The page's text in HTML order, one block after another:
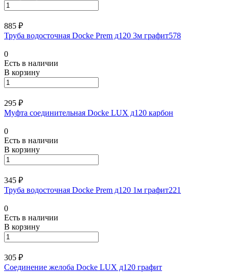
885 ₽
Труба водосточная Docke Prem д120 3м графит578
0
Есть в наличии
В корзину
295 ₽
Муфта соединительная Docke LUX д120 карбон
0
Есть в наличии
В корзину
345 ₽
Труба водосточная Docke Prem д120 1м графит221
0
Есть в наличии
В корзину
305 ₽
Соединение желоба Docke LUX д120 графит